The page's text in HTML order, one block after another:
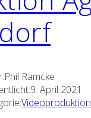
Phil Ramcke
9. April 2021
Videoproduktion